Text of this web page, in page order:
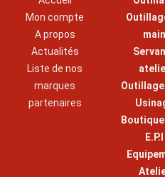
Mon compte
A propos
Actualités
Liste de nos
marques
partenaires
main
E.P.I